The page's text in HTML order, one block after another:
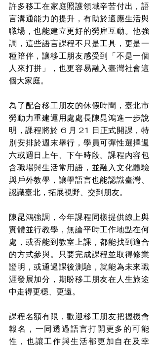
許多移工在家庭照護領域辛苦付出，語
言溝通能力的提升，有助於適應生活與
職場，也能建立更好的勞雇互動。他強
調，這些語言課程不只是工具，更是一
種陪伴，讓移工朋友感受到「不是一個
人來打拼」，也更容易融入臺灣社會這
個大家庭。
為了配合移工朋友的休假時間，臺北市
勞動力重建運用處處長陳昆鴻進一步說
明，課程將於 6 月 21 日正式開課，特
別安排於週末舉行，學員可彈性選擇週
六或週日上午、下午時段。課程內容包
含職場與生活常用語，並融入文化體驗
與戶外教學，讓學語言也能認識臺灣、
認識臺北，拓展視野、交到朋友。
陳昆鴻強調，今年課程同樣提供線上與
實體並行教學，無論平時工作地點在何
處，或否能到教室上課，都能找到適合
的方式參與。只要完成課程並取得修業
證明，或通過課後測驗，就能為未來職
涯發展加分，期盼移工朋友在人生旅途
中走得更穩、更遠。
課程名額有限，歡迎移工朋友把握機會
報名，一同透過語言打開更多的可能
性，也讓工作與生活都更加自在及幸